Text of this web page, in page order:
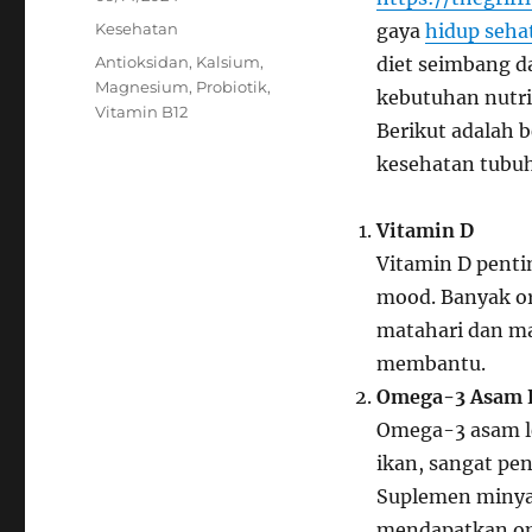
gaya hidup
diet seimbang
kebutuhan
Berikut adalah
kesehatan
Vitamin D
Vitamin D
mood. Banyak
matahari dan
membantu.
Omega-3 Asam
Omega-3 asam
ikan, sangat
Suplemen
Categories
Kesehatan
Tags
Antioksidan, Kalsium,
Magnesium, Probiotik,
Vitamin B12